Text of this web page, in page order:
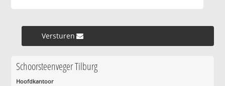
Versturen »
Schoorsteenveger Tilburg
Hoofdkantoor